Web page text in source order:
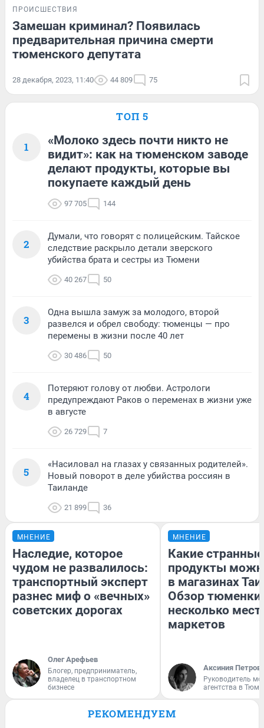
ПРОИСШЕСТВИЯ
Замешан криминал? Появилась
предварительная причина смерти
тюменского депутата
28 декабря, 2023, 11:40 44 809 75
ТОП 5
1
«Молоко здесь почти никто не
видит»: как на тюменском заводе
делают продукты, которые вы
покупаете каждый день
97 705 144
2
Думали, что говорят с полицейским. Тайское
следствие раскрыло детали зверского
убийства брата и сестры из Тюмени
40 267 50
3
Одна вышла замуж за молодого, второй
развелся и обрел свободу: тюменцы — про
перемены в жизни после 40 лет
30 486 50
4
Потеряют голову от любви. Астрологи
предупреждают Раков о переменах в жизни уже
в августе
26 729 7
5
«Насиловал на глазах у связанных родителей».
Новый поворот в деле убийства россиян в
Таиланде
21 899 36
МНЕНИЕ
Наследие, которое
чудом не развалилось:
транспортный эксперт
разнес миф о «вечных»
советских дорогах
Олег Арефьев
Блогер, предприниматель,
владелец в транспортном
бизнесе
МНЕНИЕ
Какие странные
продукты
в магазинах
Обзор тюменки
несколько
маркетов
Аксиния
Руководитель
агентства в
РЕКОМЕНДУЕМ